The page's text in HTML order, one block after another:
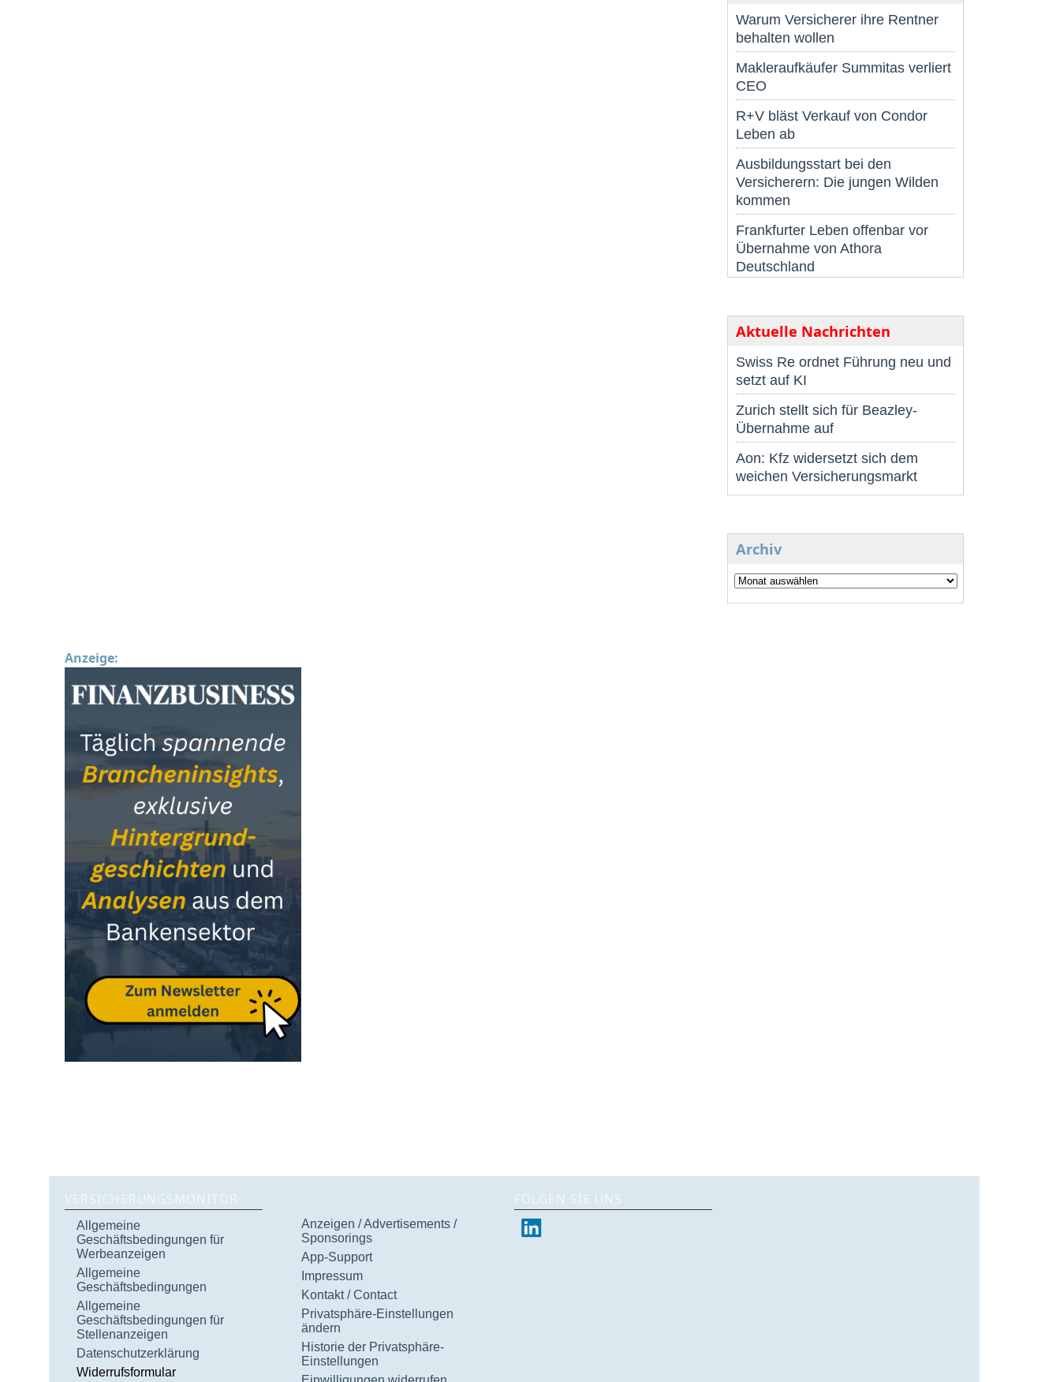
Warum Versicherer ihre Rentner
behalten wollen
Makleraufkäufer Summitas verliert
CEO
R+V bläst Verkauf von Condor
Leben ab
Ausbildungsstart bei den
Versicherern: Die jungen Wilden
kommen
Frankfurter Leben offenbar vor
Übernahme von Athora
Deutschland
Aktuelle Nachrichten
Swiss Re ordnet Führung neu und
setzt auf KI
Zurich stellt sich für Beazley-
Übernahme auf
Aon: Kfz widersetzt sich dem
weichen Versicherungsmarkt
Archiv
Anzeige:
VERSICHERUNGSMONITOR
Allgemeine
Geschäftsbedingungen für
Werbeanzeigen
Allgemeine
Geschäftsbedingungen
Allgemeine
Geschäftsbedingungen für
Stellenanzeigen
Datenschutzerklärung
Widerrufsformular
Anzeigen / Advertisements /
Sponsorings
App-Support
Impressum
Kontakt / Contact
Privatsphäre-Einstellungen
ändern
Historie der Privatsphäre-
Einstellungen
FOLGEN SIE UNS